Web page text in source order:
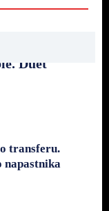
Duet
transferu.
napastnika